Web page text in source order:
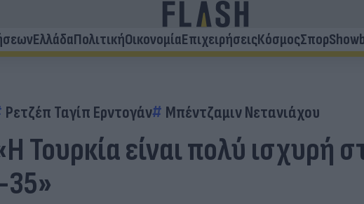
ΕλλάδαΠολιτικήΟικονομίαΕπιχειρήσειςΚόσμοςΣπορ
Ρετζέπ Ταγίπ Ερντογάν Μπέντζαμιν Νετανιάχου
Τουρκία είναι πολύ ισχυρή
35»